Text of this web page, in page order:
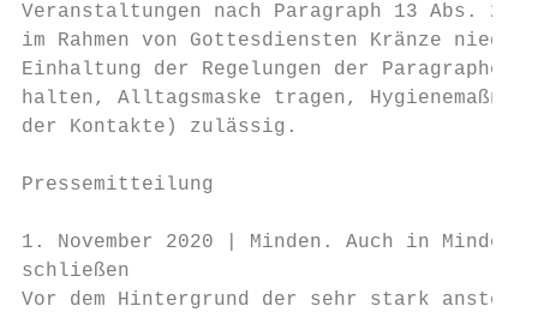
Veranstaltungen nach Paragraph 13 Abs. 2
im Rahmen von Gottesdiensten Kränze
Einhaltung der Regelungen der Paragraphen
halten, Alltagsmaske tragen,
der Kontakte) zulässig.
Pressemitteilung
1. November 2020 | Minden. Auch in Minden
schließen
Vor dem Hintergrund der sehr stark